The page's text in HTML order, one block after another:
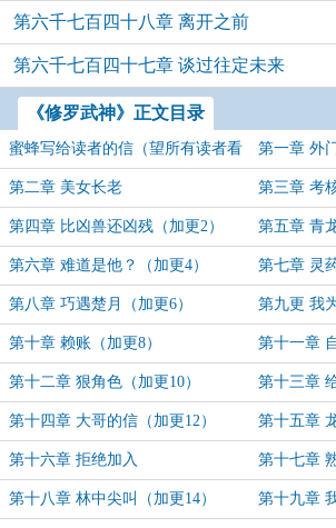
第六千七百四十八章 离开之前
第六千七百四十七章 谈过往定未来
《修罗武神》正文目录
蜜蜂写给读者的信（望所有读者看
一下）
第一章 外
第二章 美女长老 第三章 考
第四章 比凶兽还凶残（加更2） 第五章 青
第六章 难道是他？（加更4） 第七章 灵
第八章 巧遇楚月（加更6） 第九更 我
第十章 赖账（加更8） 第十一章
第十二章 狠角色（加更10） 第十三章
第十四章 大哥的信（加更12） 第十五章
第十六章 拒绝加入 第十七章
第十八章 林中尖叫（加更14） 第十九章